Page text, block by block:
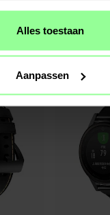
Alles toestaan
Aanpassen